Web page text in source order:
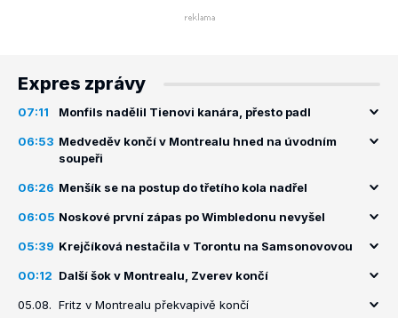
Expres zprávy
07:11 Monfils nadělil Tienovi kanára, přesto padl
06:53 Medveděv končí v Montrealu hned na úvodním
soupeři
06:26 Menšík se na postup do třetího kola nadřel
06:05 Noskové první zápas po Wimbledonu nevyšel
05:39 Krejčíková nestačila v Torontu na Samsonovovou
00:12 Další šok v Montrealu, Zverev končí
05.08. Fritz v Montrealu překvapivě končí